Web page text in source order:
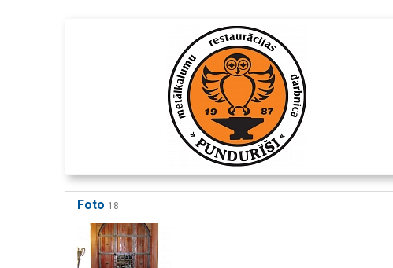
Foto 18